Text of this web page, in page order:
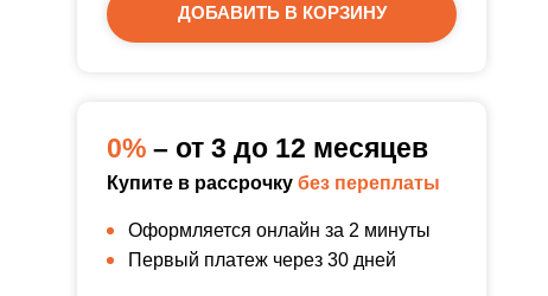
ДОБАВИТЬ В КОРЗИНУ
0% – от 3 до 12 месяцев
Купите в рассрочку без переплаты
Оформляется онлайн за 2 минуты
Первый платеж через 30 дней